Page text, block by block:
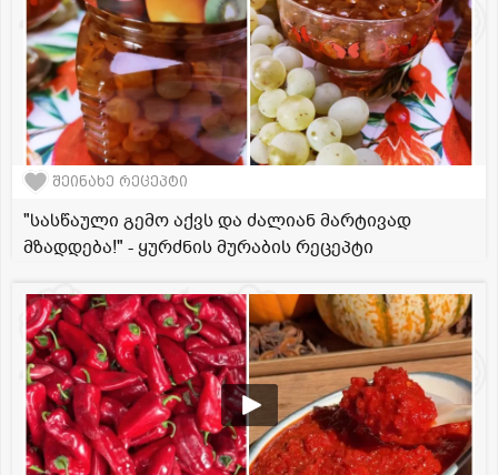
შეინახე რეცეპტი
"სასწაული გემო აქვს და ძალიან მარტივად
მზადდება!" - ყურძნის მურაბის რეცეპტი